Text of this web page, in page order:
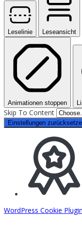
Leselinie Leseansicht
Animationen stoppen
Skip To Content
Einstellungen
WordPress Cookie